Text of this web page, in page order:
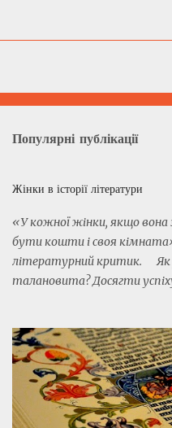
Популярні публікації
Жінки в історії літератури
«У кожної жінки, якщо вона
бути кошти і своя
літературний критик. Як
талановита? Досягти
будинок, побут, сім'я і
вишивання. Заняття
чоловічими, а жінці
помічницею, але ніяк не
з'являлися видатні жінки,